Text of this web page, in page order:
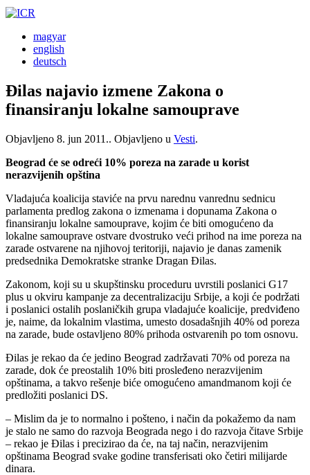
magyar
english
deutsch
Đilas najavio izmene Zakona o
finansiranju lokalne samouprave
Objavljeno 8. jun 2011.. Objavljeno u Vesti.
Beograd će se odreći 10% poreza na zarade u korist
nerazvijenih opština
Vladajuća koalicija staviće na prvu narednu vanrednu sednicu
parlamenta predlog zakona o izmenama i dopunama Zakona o
finansiranju lokalne samouprave, kojim će biti omogućeno da
lokalne samouprave ostvare dvostruko veći prihod na ime poreza na
zarade ostvarene na njihovoj teritoriji, najavio je danas zamenik
predsednika Demokratske stranke Dragan Đilas.
Zakonom, koji su u skupštinsku proceduru uvrstili poslanici G17
plus u okviru kampanje za decentralizaciju Srbije, a koji će podržati
i poslanici ostalih poslaničkih grupa vladajuće koalicije, predviđeno
je, naime, da lokalnim vlastima, umesto dosadašnjih 40% od poreza
na zarade, bude ostavljeno 80% prihoda ostvarenih po tom osnovu.
Đilas je rekao da će jedino Beograd zadržavati 70% od poreza na
zarade, dok će preostalih 10% biti prosleđeno nerazvijenim
opštinama, a takvo rešenje biće omogućeno amandmanom koji će
predložiti poslanici DS.
– Mislim da je to normalno i pošteno, i način da pokažemo da nam
je stalo ne samo do razvoja Beograda nego i do razvoja čitave Srbije
– rekao je Đilas i precizirao da će, na taj način, nerazvijenim
opštinama Beograd svake godine transferisati oko četiri milijarde
dinara.